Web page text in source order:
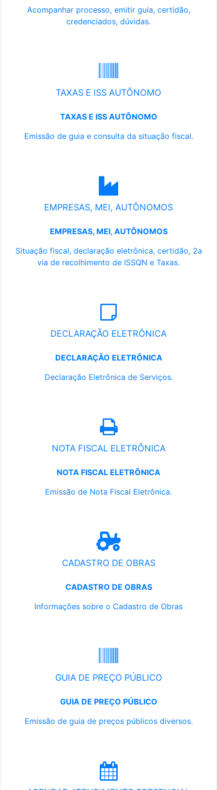
Acompanhar processo, emitir guia, certidão,
credenciados, dúvidas.
TAXAS E ISS AUTÔNOMO
TAXAS E ISS AUTÔNOMO
Emissão de guia e consulta da situação fiscal.
EMPRESAS, MEI, AUTÔNOMOS
EMPRESAS, MEI, AUTÔNOMOS
Situação fiscal, declaração eletrônica, certidão, 2a
via de recolhimento de ISSQN e Taxas.
DECLARAÇÃO ELETRÔNICA
DECLARAÇÃO ELETRÔNICA
Declaração Eletrônica de Serviços.
NOTA FISCAL ELETRÔNICA
NOTA FISCAL ELETRÔNICA
Emissão de Nota Fiscal Eletrônica.
CADASTRO DE OBRAS
CADASTRO DE OBRAS
Informações sobre o Cadastro de Obras
GUIA DE PREÇO PÚBLICO
GUIA DE PREÇO PÚBLICO
Emissão de guia de preços públicos diversos.